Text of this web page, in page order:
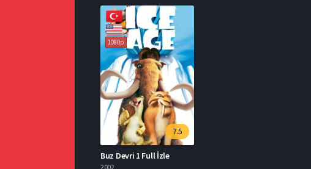
1080p
7.5
Buz Devri 1 Full İzle
2002